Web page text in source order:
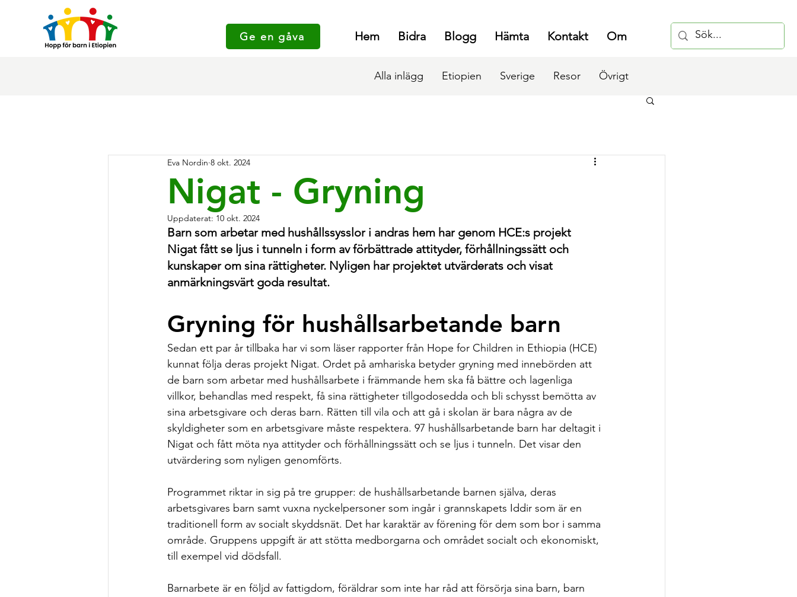
Ge en gåva Hem Bidra Blogg Hämta Kontakt Om
Alla inlägg Etiopien Sverige Resor Övrigt
Nigat - Gryning
Eva Nordin 8 okt. 2024
Uppdaterat: 10 okt. 2024
Barn som arbetar med hushållssysslor i andras hem har genom HCE:s projekt
Nigat fått se ljus i tunneln i form av förbättrade attityder, förhållningssätt och
kunskaper om sina rättigheter. Nyligen har projektet utvärderats och visat
anmärkningsvärt goda resultat.
Gryning för hushållsarbetande barn
Sedan ett par år tillbaka har vi som läser rapporter från Hope for Children in Ethiopia (HCE)
kunnat följa deras projekt Nigat. Ordet på amhariska betyder gryning med innebörden att
de barn som arbetar med hushållsarbete i främmande hem ska få bättre och lagenliga
villkor, behandlas med respekt, få sina rättigheter tillgodosedda och bli schysst bemötta av
sina arbetsgivare och deras barn. Rätten till vila och att gå i skolan är bara några av de
skyldigheter som en arbetsgivare måste respektera. 97 hushållsarbetande barn har deltagit i
Nigat och fått möta nya attityder och förhållningssätt och se ljus i tunneln. Det visar den
utvärdering som nyligen genomförts.
Programmet riktar in sig på tre grupper: de hushållsarbetande barnen själva, deras
arbetsgivares barn samt vuxna nyckelpersoner som ingår i grannskapets Iddir som är en
traditionell form av socialt skyddsnät. Det har karaktär av förening för dem som bor i samma
område. Gruppens uppgift är att stötta medborgarna och området socialt och ekonomiskt,
till exempel vid dödsfall.
Barnarbete är en följd av fattigdom, föräldrar som inte har råd att försörja sina barn, barn